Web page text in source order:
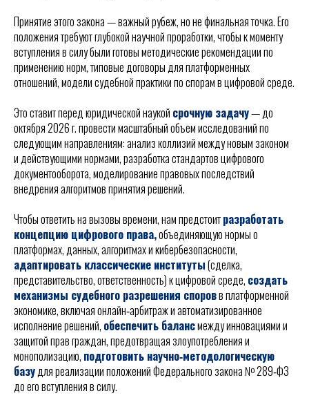
Принятие этого закона — важный рубеж, но не финальная точка. Его
положения требуют глубокой научной проработки, чтобы к моменту
вступления в силу были готовы методические рекомендации по
применению норм, типовые договоры для платформенных
отношений, модели судебной практики по спорам в цифровой среде.
Это ставит перед юридической наукой срочную задачу— до
октября 2026 г. провести масштабный объем исследований по
следующим направлениям: анализ коллизий между новым законом
и действующими нормами, разработка стандартов цифрового
документооборота, моделирование правовых последствий
внедрения алгоритмов принятия решений.
Чтобы ответить на вызовы времени, нам предстоитразработать
концепцию цифрового права,объединяющую нормы о
платформах, данных, алгоритмах и кибербезопасности,
адаптировать классические институты(сделка,
представительство, ответственность) к цифровой среде, создать
механизмы судебного разрешения споровв платформенной
экономике, включая онлайн‑арбитраж и автоматизированное
исполнение решений, обеспечить балансмежду инновациями и
защитой прав граждан, предотвращая злоупотребления и
монополизацию, подготовить научно‑методологическую
базудля реализации положений Федерального закона № 289‑ФЗ
до его вступления в силу.